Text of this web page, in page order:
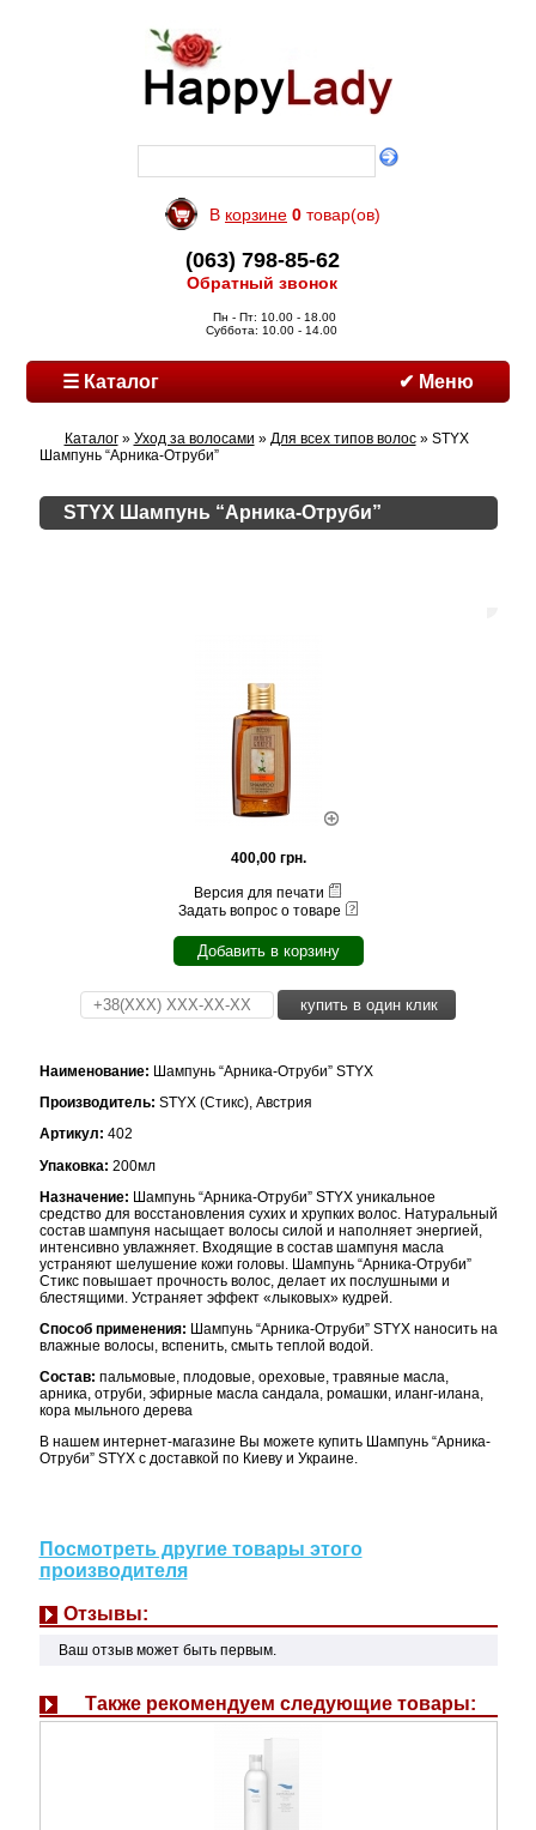
В корзине 0 товар(ов)
(063) 798-85-62
Обратный звонок
Пн - Пт: 10.00 - 18.00
Суббота: 10.00 - 14.00
☰ Каталог ✔ Меню
Каталог» Уход за волосами » Для всех типов волос» STYX
Шампунь “Арника-Отруби”
STYX Шампунь “Арника-Отруби”
400,00 грн.
Версия для печати
Задать вопрос о товаре
Добавить в корзину
купить в один клик
Наименование: Шампунь “Арника-Отруби” STYX
Производитель: STYX (Стикс), Австрия
Артикул: 402
Упаковка: 200мл
Назначение: Шампунь “Арника-Отруби” STYX уникальное
средство для восстановления сухих и хрупких волос. Натуральный
состав шампуня насыщает волосы силой и наполняет энергией,
интенсивно увлажняет. Входящие в состав шампуня масла
устраняют шелушение кожи головы. Шампунь “Арника-Отруби”
Стикс повышает прочность волос, делает их послушными и
блестящими. Устраняет эффект «лыковых» кудрей.
Способ применения: Шампунь “Арника-Отруби” STYX наносить на
влажные волосы, вспенить, смыть теплой водой.
Состав: пальмовые, плодовые, ореховые, травяные масла,
арника, отруби, эфирные масла сандала, ромашки, иланг-илана,
кора мыльного дерева
В нашем интернет-магазине Вы можете купить Шампунь “Арника-
Отруби” STYX с доставкой по Киеву и Украине.
Посмотреть другие товары этого
производителя
Отзывы:
Ваш отзыв может быть первым.
Также рекомендуем следующие товары: